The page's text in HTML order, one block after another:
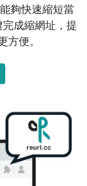
夠快速縮短當
成縮網址，提
便。